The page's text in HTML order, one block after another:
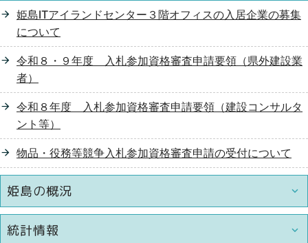
姫島ITアイランドセンター３階オフィスの入居企業の募集
について
令和８・９年度 入札参加資格審査申請要領（県外建設業
者）
令和８年度 入札参加資格審査申請要領（建設コンサルタ
ント等）
物品・役務等競争入札参加資格審査申請の受付について
姫島の概況
統計情報